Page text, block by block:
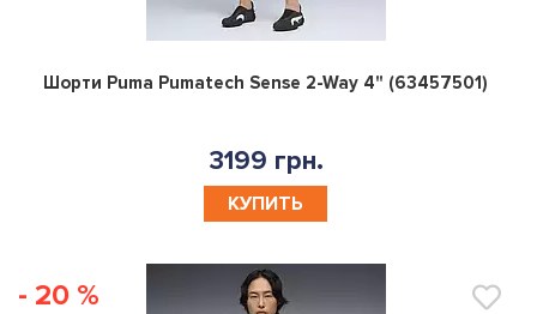
0
Шорти Puma Pumatech Sense 2-Way 4" (63457501)
3199 грн.
КУПИТЬ
- 20 %